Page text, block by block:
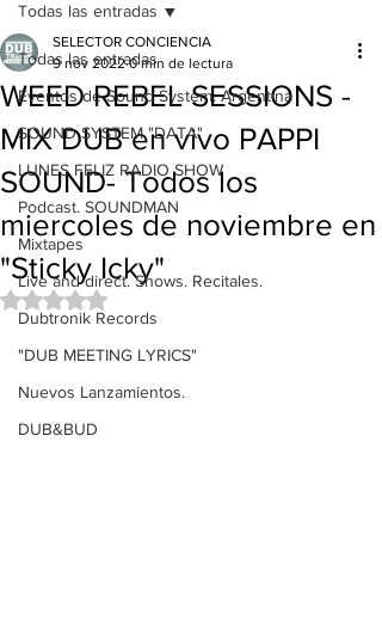
Todas las entradas
Eventos de Sound System. Argentina
SOUND SYSTEM "DATA"
LUNES FELIZ RADIO SHOW
Podcast. SOUNDMAN
Mixtapes
Live and direct. Shows. Recitales.
Dubtronik Records
"DUB MEETING LYRICS"
Nuevos Lanzamientos.
DUB&BUD
Todas las entradas
WEED REBEL SESSIONS -
MIX DUB en vivo PAPPI
SOUND- Todos los
miercoles de noviembre en
"Sticky Icky"
SELECTOR CONCIENCIA
9 nov 2022 0 min de lectura
Obtuvo NaN de 5 estrellas.